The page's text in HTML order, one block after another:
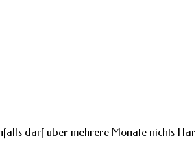
darf über mehrere Monate nichts